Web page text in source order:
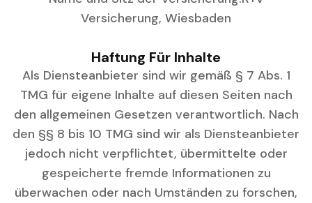
Versicherung, Wiesbaden
Haftung Für Inhalte
Als Diensteanbieter sind wir gemäß § 7 Abs. 1
TMG für eigene Inhalte auf diesen Seiten nach
den allgemeinen Gesetzen verantwortlich. Nach
den §§ 8 bis 10 TMG sind wir als Diensteanbieter
jedoch nicht verpflichtet, übermittelte oder
gespeicherte fremde Informationen zu
überwachen oder nach Umständen zu forschen,